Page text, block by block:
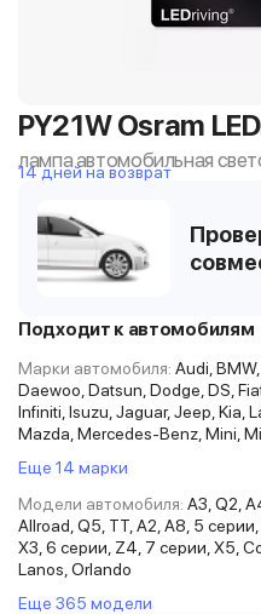
PY21W Osram
лампа автомобильная
14 дней на возврат
Подходит к автомобилям
Марки автомобиля: Audi,
Daewoo, Datsun, Dodge, DS,
Infiniti, Isuzu, Jaguar, Jeep, Kia,
Mazda, Mercedes-Benz, Mini,
Еще 14 марки
Модели автомобиля: A3, Q2,
Allroad, Q5, TT, A2, A8, 5
X3, 6 серии, Z4, 7 серии, X5,
Lanos, Orlando
Еще 365 модели